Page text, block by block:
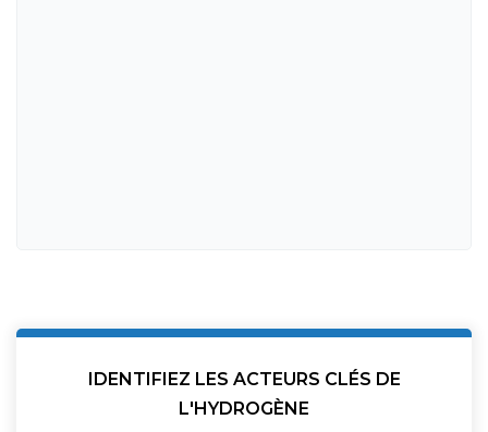
IDENTIFIEZ LES ACTEURS CLÉS DE
L'HYDROGÈNE